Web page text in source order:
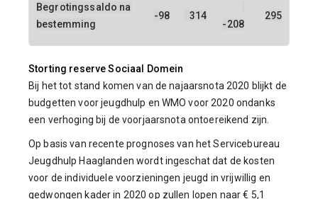
Begrotingssaldo na
bestemming
-98 314
-208
295
Storting reserve Sociaal Domein
Bij het tot stand komen van de najaarsnota 2020 blijkt de
budgetten voor jeugdhulp en WMO voor 2020 ondanks
een verhoging bij de voorjaarsnota ontoereikend zijn.
Op basis van recente prognoses van het Servicebureau
Jeugdhulp Haaglanden wordt ingeschat dat de kosten
voor de individuele voorzieningen jeugd in vrijwillig en
gedwongen kader in 2020 op zullen lopen naar € 5,1